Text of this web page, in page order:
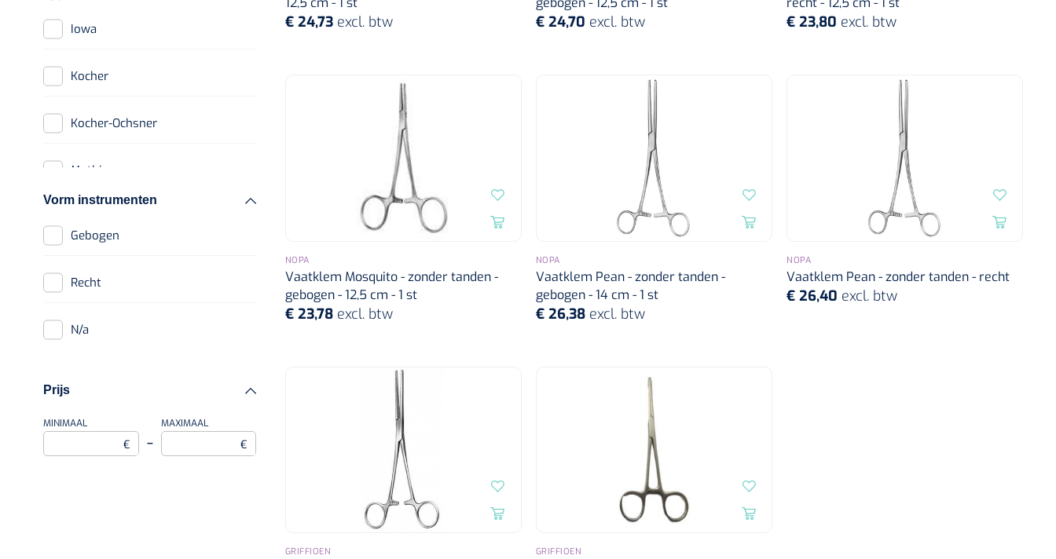
Iowa
Kocher
Kocher-Ochsner
Mathieu
Vorm instrumenten
Gebogen
Recht
n/a
Prijs
MINIMAAL
€ –
MAXIMAAL
€
€ 24,73 excl. btw € 24,70 excl. btw € 23,80 excl. btw
NOPA
Vaatklem Mosquito - zonder tanden -
gebogen - 12,5 cm - 1 st
€ 23,78 excl. btw
NOPA
Vaatklem Pean - zonder tanden -
gebogen - 14 cm - 1 st
€ 26,38 excl. btw
NOPA
Vaatklem Pean - zonder tanden - recht
€ 26,40 excl. btw
GRIFFIOEN GRIFFIOEN